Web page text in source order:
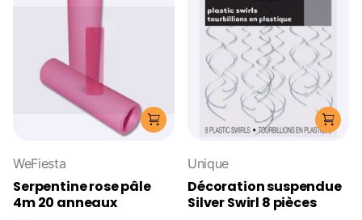
WeFiesta
Serpentine rose pâle
4m 20 anneaux
Unique
Décoration suspendue
Silver Swirl 8 pièces